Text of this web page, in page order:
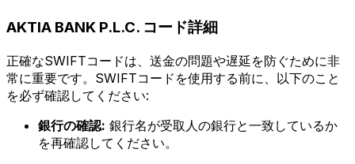
AKTIA BANK P.L.C. コード詳細
正確なSWIFTコードは、送金の問題や遅延を防ぐために非
常に重要です。SWIFTコードを使用する前に、以下のこと
を必ず確認してください:
銀行の確認: 銀行名が受取人の銀行と一致しているか
を再確認してください。